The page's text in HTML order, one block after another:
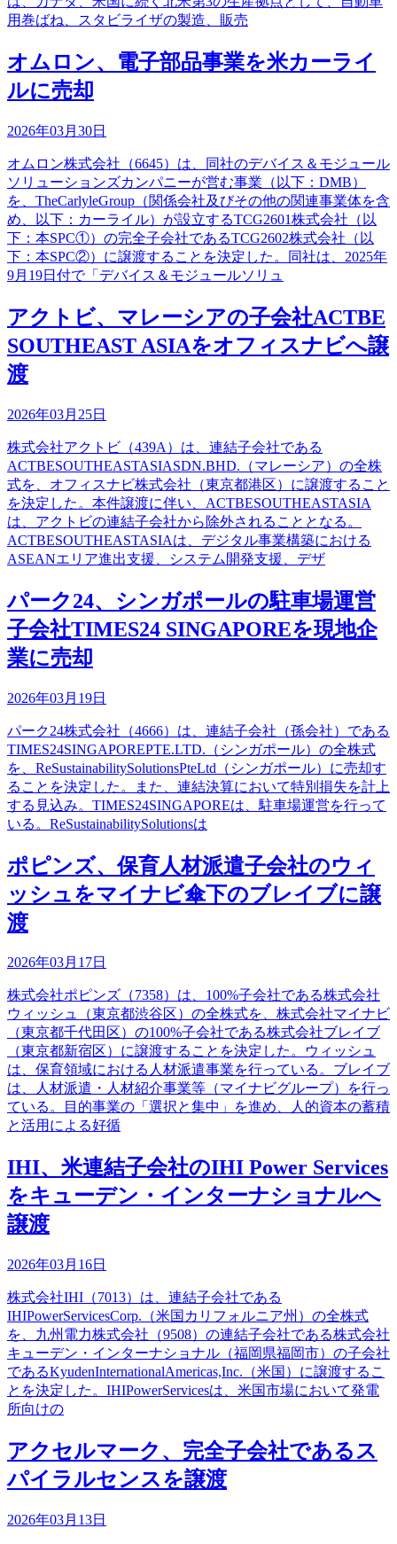
用巻ばね、スタビライザの製造、販売
オムロン、電子部品事業を米カーライ
ルに売却
2026年03月30日
オムロン株式会社（6645）は、同社のデバイス＆モジュール
ソリューションズカンパニーが営む事業（以下：DMB）
を、TheCarlyleGroup（関係会社及びその他の関連事業体を含
め、以下：カーライル）が設立するTCG2601株式会社（以
下：本SPC①）の完全子会社であるTCG2602株式会社（以
下：本SPC②）に譲渡することを決定した。同社は、2025年
9月19日付で「デバイス＆モジュールソリュ
アクトビ、マレーシアの子会社ACTBE
SOUTHEAST ASIAをオフィスナビへ譲
渡
2026年03月25日
株式会社アクトビ（439A）は、連結子会社である
ACTBESOUTHEASTASIASDN.BHD.（マレーシア）の全株
式を、オフィスナビ株式会社（東京都港区）に譲渡すること
を決定した。本件譲渡に伴い、ACTBESOUTHEASTASIA
は、アクトビの連結子会社から除外されることとなる。
ACTBESOUTHEASTASIAは、デジタル事業構築における
ASEANエリア進出支援、システム開発支援、デザ
パーク24、シンガポールの駐車場運営
子会社TIMES24 SINGAPOREを現地企
業に売却
2026年03月19日
パーク24株式会社（4666）は、連結子会社（孫会社）である
TIMES24SINGAPOREPTE.LTD.（シンガポール）の全株式
を、ReSustainabilitySolutionsPteLtd（シンガポール）に売却す
ることを決定した。また、連結決算において特別損失を計上
する見込み。TIMES24SINGAPOREは、駐車場運営を行って
いる。ReSustainabilitySolutionsは
ポピンズ、保育人材派遣子会社のウィ
ッシュをマイナビ傘下のブレイブに譲
渡
2026年03月17日
株式会社ポピンズ（7358）は、100%子会社である株式会社
ウィッシュ（東京都渋谷区）の全株式を、株式会社マイナビ
（東京都千代田区）の100%子会社である株式会社ブレイブ
（東京都新宿区）に譲渡することを決定した。ウィッシュ
は、保育領域における人材派遣事業を行っている。ブレイブ
は、人材派遣・人材紹介事業等（マイナビグループ）を行っ
ている。目的事業の「選択と集中」を進め、人的資本の蓄積
と活用による好循
IHI、米連結子会社のIHI Power Services
をキューデン・インターナショナルへ
譲渡
2026年03月16日
株式会社IHI（7013）は、連結子会社である
IHIPowerServicesCorp.（米国カリフォルニア州）の全株式
を、九州電力株式会社（9508）の連結子会社である株式会社
キューデン・インターナショナル（福岡県福岡市）の子会社
であるKyudenInternationalAmericas,Inc.（米国）に譲渡するこ
とを決定した。IHIPowerServicesは、米国市場において発電
所向けの
アクセルマーク、完全子会社であるス
パイラルセンスを譲渡
2026年03月13日